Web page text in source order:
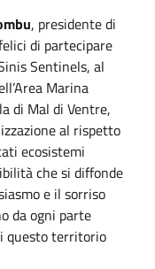
, presidente di
di partecipare
Sentinels, al
Marina
di Mal di Ventre,
al rispetto
ecosistemi
che si diffonde
e il sorriso
da ogni parte
questo territorio